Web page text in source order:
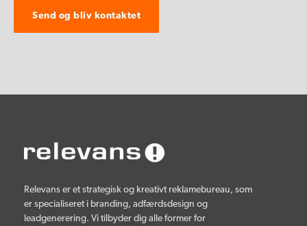
Relevans er et strategisk og kreativt reklamebureau, som
er specialiseret i branding, adfærdsdesign og
leadgenerering. Vi tilbyder dig alle former for